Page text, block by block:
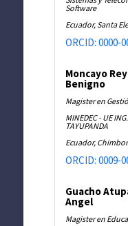
Software
Ecuador, Santa
ORCID: 0000-
Moncayo
Benigno
Magister en
MINEDEC - UE
TAYUPANDA
Ecuador,
ORCID: 0009-
Guacho
Angel
Magister en